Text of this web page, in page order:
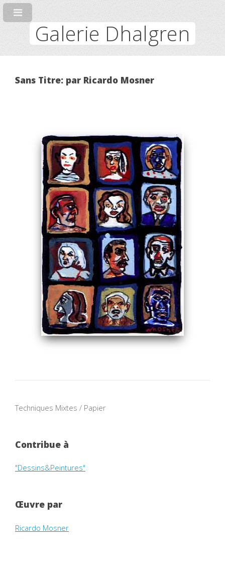
Galerie Dhalgren
Sans Titre: par Ricardo Mosner
Techniques Mixtes / Papier
Contribue à
"Dessins&Peintures"
Œuvre par
Ricardo Mosner